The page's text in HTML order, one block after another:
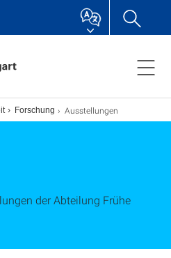
Forschung Ausstellungen
der Abteilung Frühe